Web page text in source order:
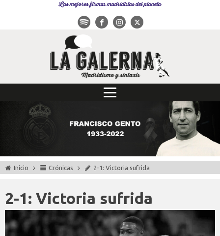
Las mejores firmas madridistas del planeta
Inicio Crónicas 2-1: Victoria sufrida
2-1: Victoria sufrida